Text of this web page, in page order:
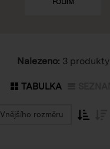
Nalezeno: 3 produkty
TABULKA
Vnějšího rozměru